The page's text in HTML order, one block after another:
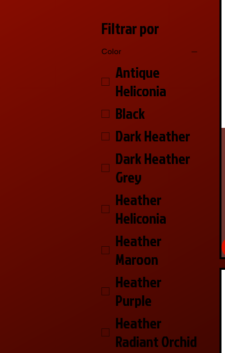
Filtrar por
Color
Antique
Heliconia
Black
Dark Heather
Dark Heather
Grey
Heather
Heliconia
Heather
Maroon
Heather
Purple
Heather
Radiant Orchid